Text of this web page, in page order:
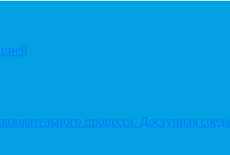
процесса. Доступная среда